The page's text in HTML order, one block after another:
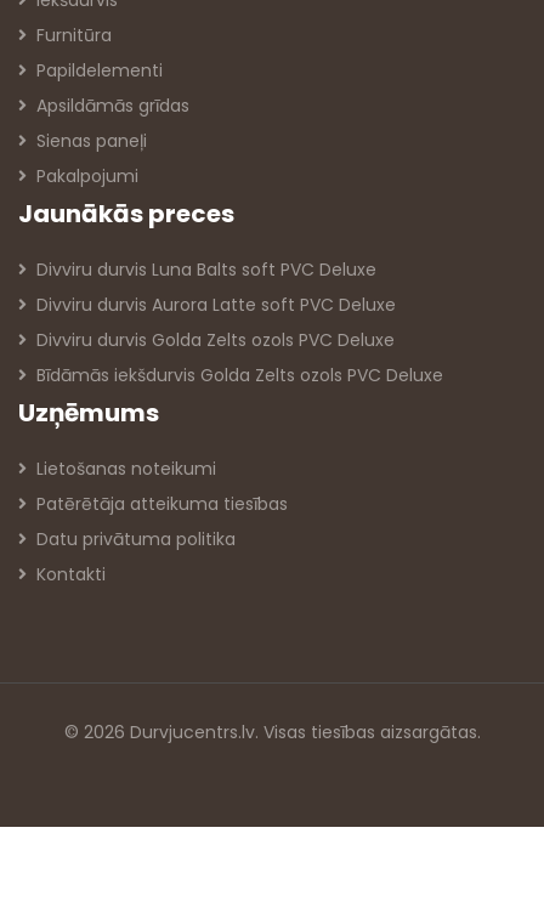
Furnitūra
Papildelementi
Apsildāmās grīdas
Sienas paneļi
Pakalpojumi
Jaunākās preces
Divviru durvis Luna Balts soft PVC Deluxe
Divviru durvis Aurora Latte soft PVC Deluxe
Divviru durvis Golda Zelts ozols PVC Deluxe
Bīdāmās iekšdurvis Golda Zelts ozols PVC Deluxe
Uzņēmums
Lietošanas noteikumi
Patērētāja atteikuma tiesības
Datu privātuma politika
Kontakti
© 2026 Durvjucentrs.lv. Visas tiesības aizsargātas.